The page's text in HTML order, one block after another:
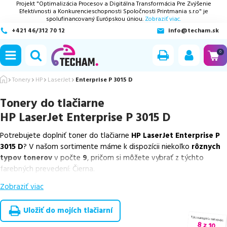
Projekt "Optimalizácia Procesov a Digitálna Transformácia Pre Zvýšenie
Efektívnosti a Konkurencieschopnosti Spoločnosti Printmania s.r.o" je
spolufinancovaný Európskou úniou. Zobraziť viac.
+421 46/312 70 12
info@techam.sk
0
Tonery HP LaserJet Enterprise P 3015 D
Tonery do tlačiarne
HP LaserJet Enterprise P 3015 D
Potrebujete doplniť toner do tlačiarne HP LaserJet Enterprise P
3015 D? V našom sortimente máme k dispozícii niekoľko rôznych
typov tonerovv počte 9, pričom si môžete vybrať z týchto
farebných prevedení: Čierna.
Z uvedeného množstva dostupných náplní
náplnev počte3ks, ako ajcenovo výhodnejšie alternatívy,
ktoré plne zachovávajú kvalitu tlače
overené náhrady v rôznych triedach
, medzi ktoré patríšpičková
Zobraziť viac
Uložiť do mojích tlačiarní